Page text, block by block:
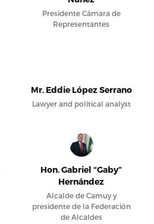
Presidente Cámara de
Representantes
Mr. Eddie López Serrano
Lawyer and political analyst
Hon. Gabriel “Gaby”
Hernández
Alcalde de Camuy y
presidente de la Federación
de Alcaldes